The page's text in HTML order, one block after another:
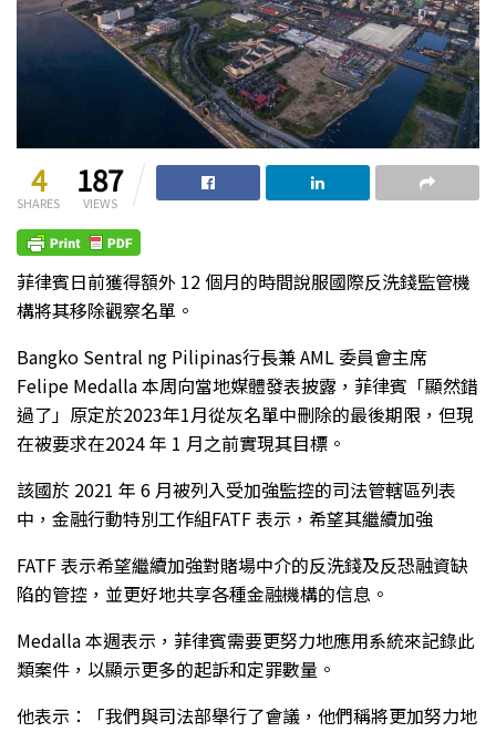
4
SHARES
187
VIEWS
菲律賓日前獲得額外 12 個月的時間說服國際反洗錢監管機
構將其移除觀察名單。
Bangko Sentral ng Pilipinas行長兼 AML 委員會主席
Felipe Medalla 本周向當地媒體發表披露，菲律賓「顯然錯
過了」原定於2023年1月從灰名單中刪除的最後期限，但現
在被要求在2024 年 1 月之前實現其目標。
該國於 2021 年 6 月被列入受加強監控的司法管轄區列表
中，金融行動特別工作組FATF 表示，希望其繼續加強
FATF 表示希望繼續加強對賭場中介的反洗錢及反恐融資缺
陷的管控，並更好地共享各種金融機構的信息。
Medalla 本週表示，菲律賓需要更努力地應用系統來記錄此
類案件，以顯示更多的起訴和定罪數量。
他表示：「我們與司法部舉行了會議，他們稱將更加努力地